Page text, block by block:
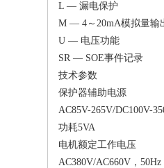
L — 漏电保护
M — 4～20mA模拟量输
U — 电压功能
SR — SOE事件记录
技术参数
保护器辅助电源
AC85V-265V/DC100V-
功耗5VA
电机额定工作电压
AC380V/AC660V，50Hz